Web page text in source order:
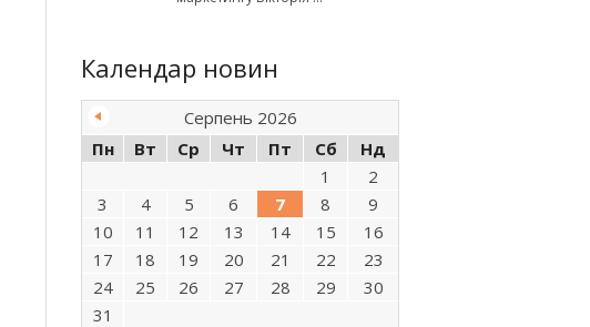
Календар новин
Серпень 2026
Пн
Вт Ср Чт Пт Сб
Нд
1
2
3
4 5 6 7 8
9
10
11 12 13 14 15
16
17
18 19 20 21 22
23
24
25 26 27 28 29
30
31